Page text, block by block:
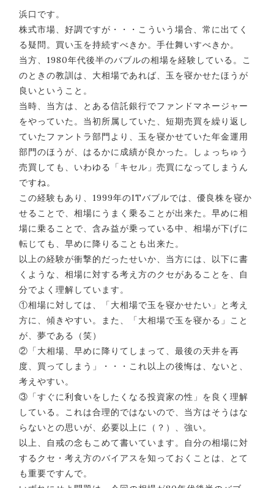
浜口です。
株式市場、好調ですが・・・こういう場合、常に出てく
る疑問。買い玉を持続すべきか。手仕舞いすべきか。
当方、1980年代後半のバブルの相場を経験している。こ
のときの教訓は、大相場であれば、玉を寝かせたほうが
良いということ。
当時、当方は、とある信託銀行でファンドマネージャー
をやっていた。当初所属していた、短期売買を繰り返し
ていたファントラ部門より、玉を寝かせていた年金運用
部門のほうが、はるかに成績が良かった。しょっちゅう
売買しても、いわゆる「キセル」売買になってしまうん
ですね。
この経験もあり、1999年のITバブルでは、優良株を寝か
せることで、相場にうまく乗ることが出来た。早めに相
場に乗ることで、含み益が乗っている中、相場が下げに
転じても、早めに降りることも出来た。
以上の経験が衝撃的だったせいか、当方には、以下に書
くような、相場に対する考え方のクセがあることを、自
分でよく理解しています。
①相場に対しては、「大相場で玉を寝かせたい」と考え
方に、傾きやすい。また、「大相場で玉を寝かる」こと
が、夢である（笑）
②「大相場、早めに降りてしまって、最後の天井を再
度、買ってしまう」・・・これ以上の後悔は、ないと、
考えやすい。
③「すぐに利食いをしたくなる投資家の性」を良く理解
している。これは合理的ではないので、当方はそうはな
らないとの思いが、必要以上に（？）、強い。
以上、自戒の念もこめて書いています。自分の相場に対
するクセ・考え方のバイアスを知っておくことは、とて
も重要ですんで。